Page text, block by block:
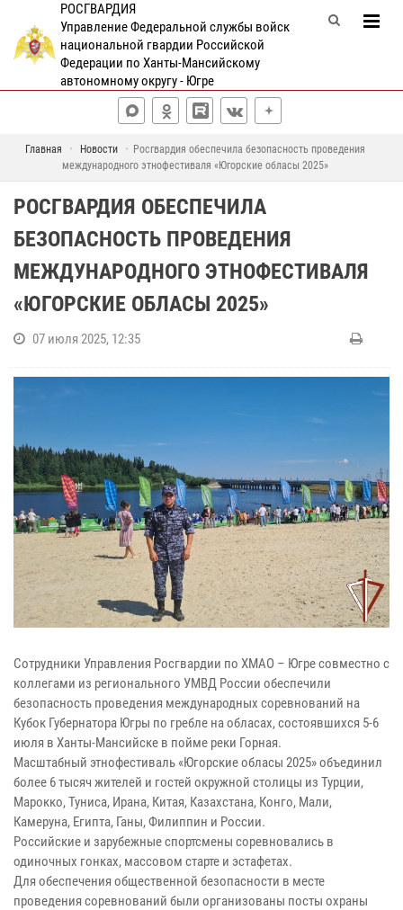
РОСГВАРДИЯ
Управление Федеральной службы войск
национальной гвардии Российской
Федерации по Ханты-Мансийскому
автономному округу - Югре
Главная Новости
Росгвардия обеспечила безопасность проведения
международного этнофестиваля «Югорские обласы 2025»
РОСГВАРДИЯ ОБЕСПЕЧИЛА
БЕЗОПАСНОСТЬ ПРОВЕДЕНИЯ
МЕЖДУНАРОДНОГО ЭТНОФЕСТИВАЛЯ
«ЮГОРСКИЕ ОБЛАСЫ 2025»
07 июля 2025, 12:35
Сотрудники Управления Росгвардии по ХМАО – Югре совместно с
коллегами из регионального УМВД России обеспечили
безопасность проведения международных соревнований на
Кубок Губернатора Югры по гребле на обласах, состоявшихся 5-6
июля в Ханты-Мансийске в пойме реки Горная.
Масштабный этнофестиваль «Югорские обласы 2025» объединил
более 6 тысяч жителей и гостей окружной столицы из Турции,
Марокко, Туниса, Ирана, Китая, Казахстана, Конго, Мали,
Камеруна, Египта, Ганы, Филиппин и России.
Российские и зарубежные спортсмены соревновались в
одиночных гонках, массовом старте и эстафетах.
Для обеспечения общественной безопасности в месте
проведения соревнований были организованы посты охраны